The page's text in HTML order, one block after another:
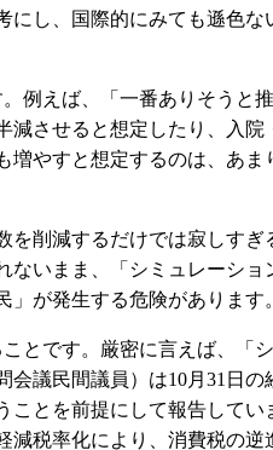
にし、国際的にみても遜色な
例えば、「一番ありそうと
減させると想定したり、入院
増やすと想定するのは、あま
を削減するだけでは寂しすぎ
ないまま、「シミュレーショ
が発生する危険があります。
とです。厳密に言えば、「
議民間議員）は10月31日の
ことを前提にして報告してい
税率化により、消費税の逆